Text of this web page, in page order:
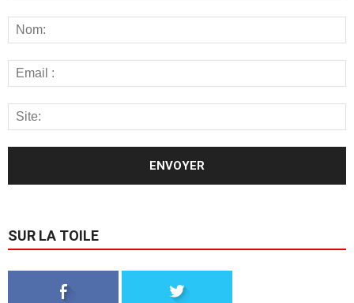
SUR LA TOILE